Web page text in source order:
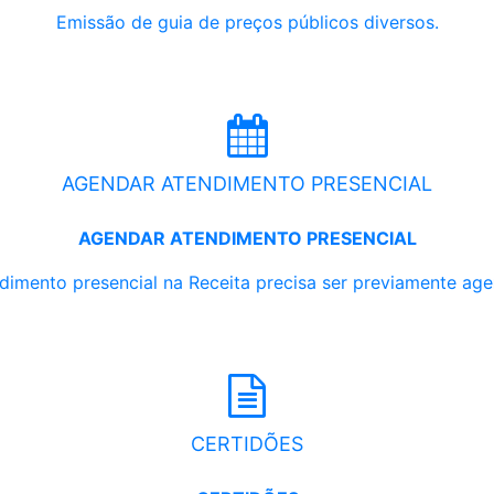
Emissão de guia de preços públicos diversos.
AGENDAR ATENDIMENTO PRESENCIAL
AGENDAR ATENDIMENTO PRESENCIAL
presencial na Receita precisa ser previamente
CERTIDÕES